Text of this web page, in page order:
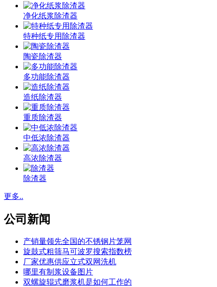
净化纸浆除渣器
特种纸专用除渣器
陶瓷除渣器
多功能除渣器
造纸除渣器
重质除渣器
中低浓除渣器
高浓除渣器
除渣器
更多..
公司新闻
产销量领先全国的不锈钢片笼网
旋鼓式粗筛马可波罗搜索指数榜
厂家优惠供应立式双网洗机
哪里有制浆设备图片
双螺旋辊式磨浆机是如何工作的